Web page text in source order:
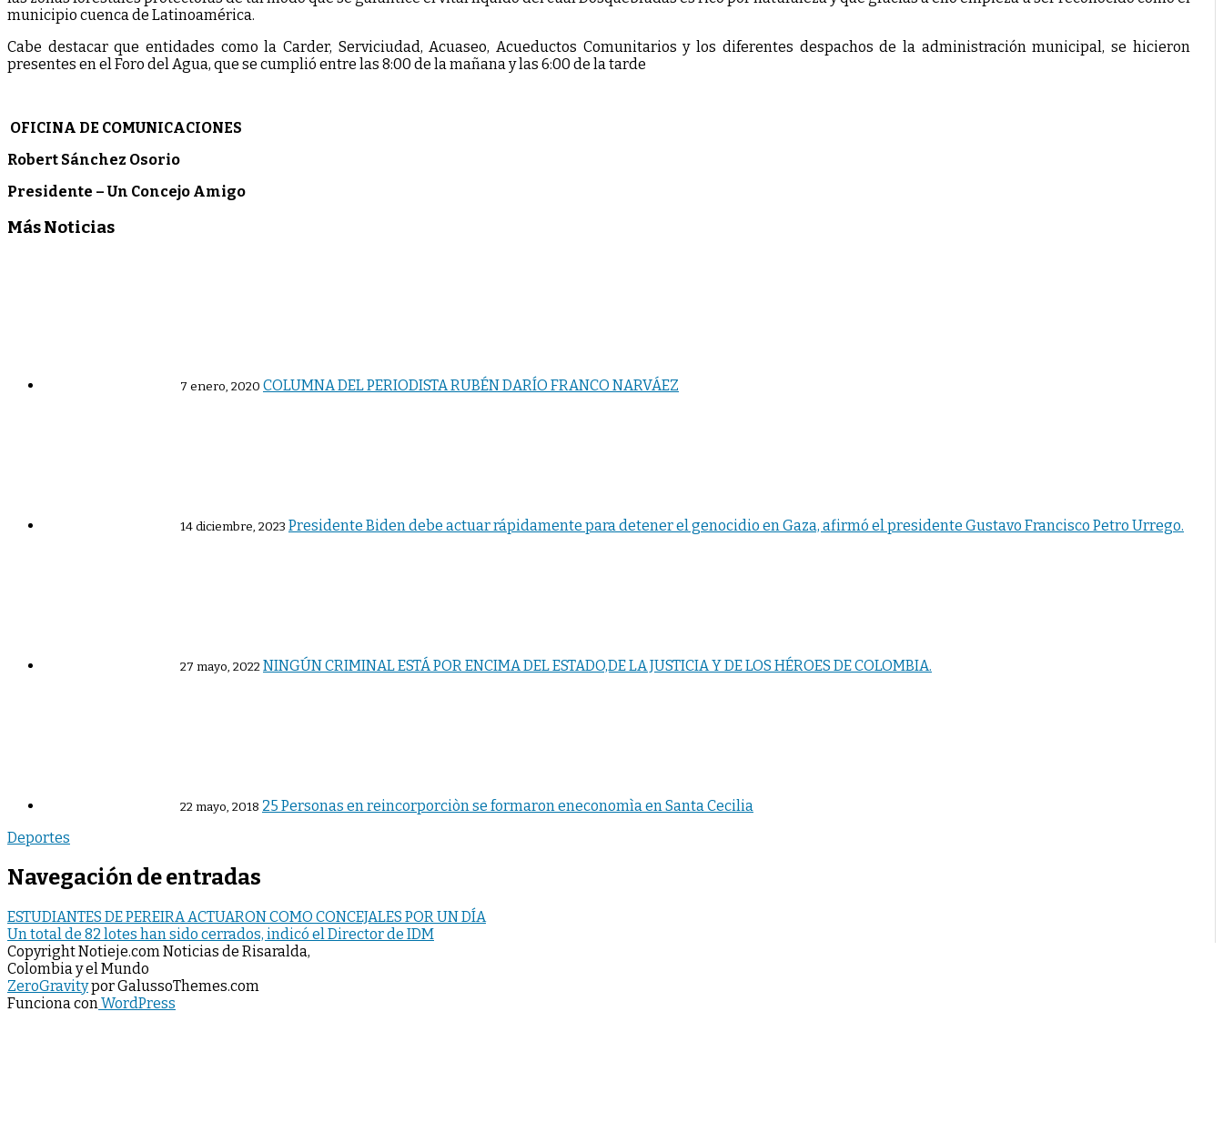
municipio cuenca de Latinoamérica.
Cabe destacar que entidades como la Carder, Serviciudad, Acuaseo, Acueductos Comunitarios y los diferentes despachos de la administración municipal, se hicieron
presentes en el Foro del Agua, que se cumplió entre las 8:00 de la mañana y las 6:00 de la tarde
OFICINA DE COMUNICACIONES
Robert Sánchez Osorio
Presidente – Un Concejo Amigo
Más Noticias
7 enero, 2020 COLUMNA DEL PERIODISTA RUBÉN DARÍO FRANCO NARVÁEZ
14 diciembre, 2023 Presidente Biden debe actuar rápidamente para detener el genocidio en Gaza, afirmó el presidente Gustavo Francisco Petro Urrego.
27 mayo, 2022NINGÚN CRIMINAL ESTÁ POR ENCIMA DEL ESTADO,DE LA JUSTICIA Y DE LOS HÉROES DE COLOMBIA.
22 mayo, 2018 25 Personas en reincorporciòn se formaron eneconomìa en Santa Cecilia
Deportes
Navegación de entradas
ESTUDIANTES DE PEREIRA ACTUARON COMO CONCEJALES POR UN DÍA
Un total de 82 lotes han sido cerrados, indicó el Director de IDM
Copyright Notieje.com Noticias de Risaralda,
Colombia y el Mundo
ZeroGravitypor GalussoThemes.com
Funciona conWordPress